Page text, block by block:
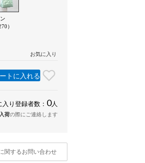
）
お気に入り
トに入れる
入り登録者数： 0人
荷の際にご連絡します
関するお問い合わせ